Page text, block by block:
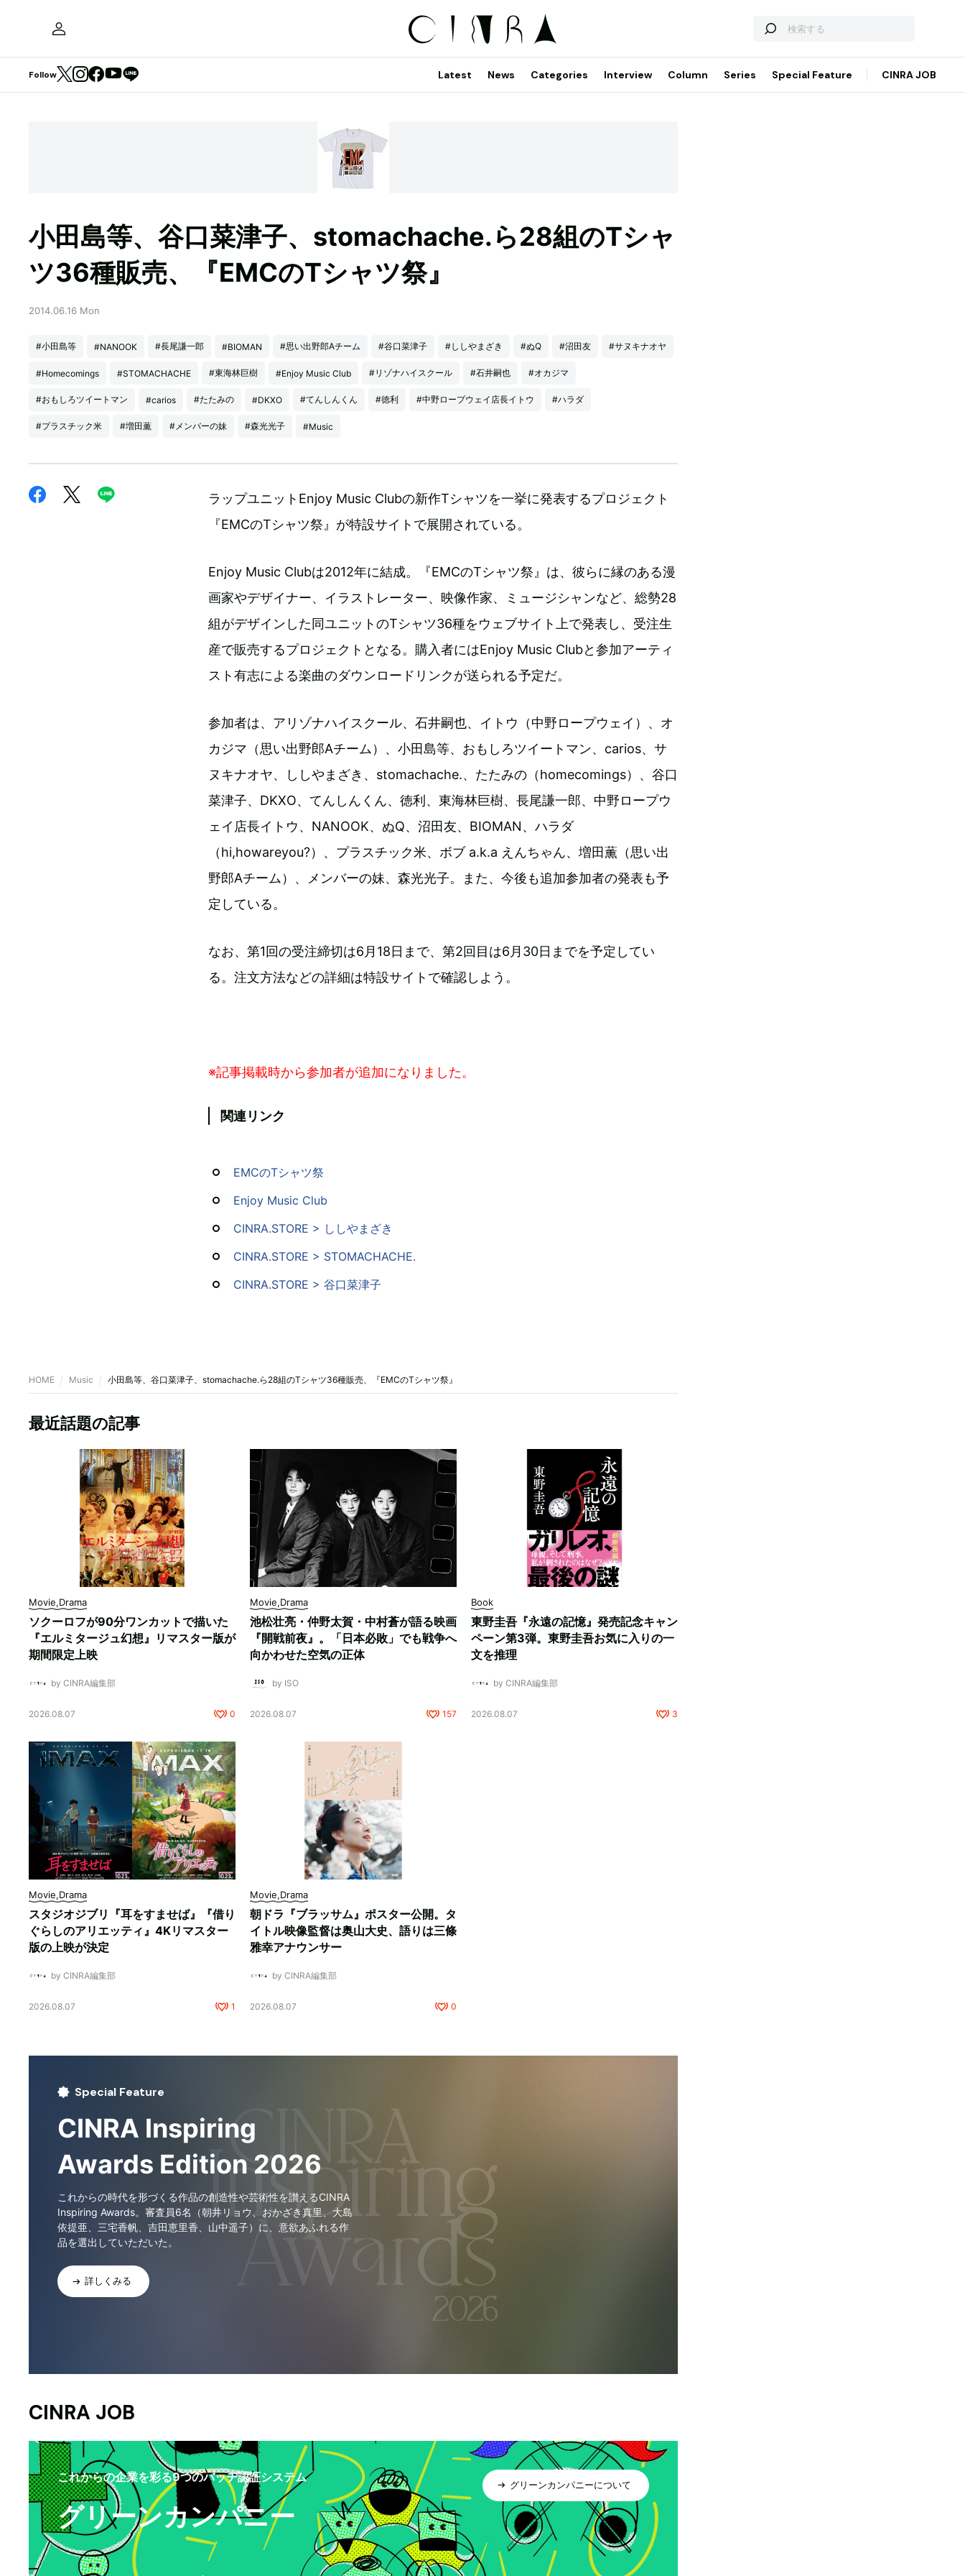
Follow Latest News Categories Interview Column Series Special Feature CINRA JOB
小田島等、谷口菜津子、stomachache.ら28組のTシャ
ツ36種販売、『EMCのTシャツ祭』
2014.06.16 Mon
#小田島等 #NANOOK #長尾謙一郎 #BIOMAN #思い出野郎Aチーム #谷口菜津子 #ししやまざき #ぬQ #沼田友 #サヌキナオヤ
#Homecomings #STOMACHACHE #東海林巨樹 #Enjoy Music Club #リゾナハイスクール #石井嗣也 #オカジマ
#おもしろツイートマン #carios #たたみの #DKXO #てんしんくん #徳利 #中野ロープウェイ店長イトウ #ハラダ
#プラスチック米 #増田薫 #メンバーの妹 #森光光子 #Music
ラップユニットEnjoy Music Clubの新作Tシャツを一挙に発表するプロジェクト
『EMCのTシャツ祭』が特設サイトで展開されている。
Enjoy Music Clubは2012年に結成。『EMCのTシャツ祭』は、彼らに縁のある漫
画家やデザイナー、イラストレーター、映像作家、ミュージシャンなど、総勢28
組がデザインした同ユニットのTシャツ36種をウェブサイト上で発表し、受注生
産で販売するプロジェクトとなる。購入者にはEnjoy Music Clubと参加アーティ
スト有志による楽曲のダウンロードリンクが送られる予定だ。
参加者は、アリゾナハイスクール、石井嗣也、イトウ（中野ロープウェイ）、オ
カジマ（思い出野郎Aチーム）、小田島等、おもしろツイートマン、carios、サ
ヌキナオヤ、ししやまざき、stomachache.、たたみの（homecomings）、谷口
菜津子、DKXO、てんしんくん、徳利、東海林巨樹、長尾謙一郎、中野ロープウ
ェイ店長イトウ、NANOOK、ぬQ、沼田友、BIOMAN、ハラダ
（hi,howareyou?）、プラスチック米、ボブ a.k.a えんちゃん、増田薫（思い出
野郎Aチーム）、メンバーの妹、森光光子。また、今後も追加参加者の発表も予
定している。
なお、第1回の受注締切は6月18日まで、第2回目は6月30日までを予定してい
る。注文方法などの詳細は特設サイトで確認しよう。
※記事掲載時から参加者が追加になりました。
関連リンク
EMCのTシャツ祭
Enjoy Music Club
CINRA.STORE > ししやまざき
CINRA.STORE > STOMACHACHE.
CINRA.STORE > 谷口菜津子
HOME Music 小田島等、谷口菜津子、stomachache.ら28組のTシャツ36種販売、『EMCのTシャツ祭』
最近話題の記事
Movie,Drama
ソクーロフが90分ワンカットで描いた
『エルミタージュ幻想』リマスター版が
期間限定上映
by CINRA編集部
2026.08.07 0
Movie,Drama
池松壮亮・仲野太賀・中村蒼が語る映画
『開戦前夜』。「日本必敗」でも戦争へ
向かわせた空気の正体
by ISO
2026.08.07 157
Book
東野圭吾『永遠の記憶』発売記念キャン
ペーン第3弾。東野圭吾お気に入りの一
文を推理
by CINRA編集部
2026.08.07 3
Movie,Drama
スタジオジブリ『耳をすませば』『借り
ぐらしのアリエッティ』4Kリマスター
版の上映が決定
by CINRA編集部
2026.08.07 1
Movie,Drama
朝ドラ『ブラッサム』ポスター公開。タ
イトル映像監督は奥山大史、語りは三條
雅幸アナウンサー
by CINRA編集部
2026.08.07 0
Special Feature
CINRA Inspiring
Awards Edition 2026
これからの時代を形づくる作品の創造性や芸術性を讃えるCINRA
Inspiring Awards。審査員6名（朝井リョウ、おかざき真里、大島
依提亜、三宅香帆、吉田恵里香、山中遥子）に、意欲あふれる作
品を選出していただいた。
詳しくみる
CINRA JOB
これからの企業を彩る9つのバッヂ認証システム
グリーンカンパニー
グリーンカンパニーについて